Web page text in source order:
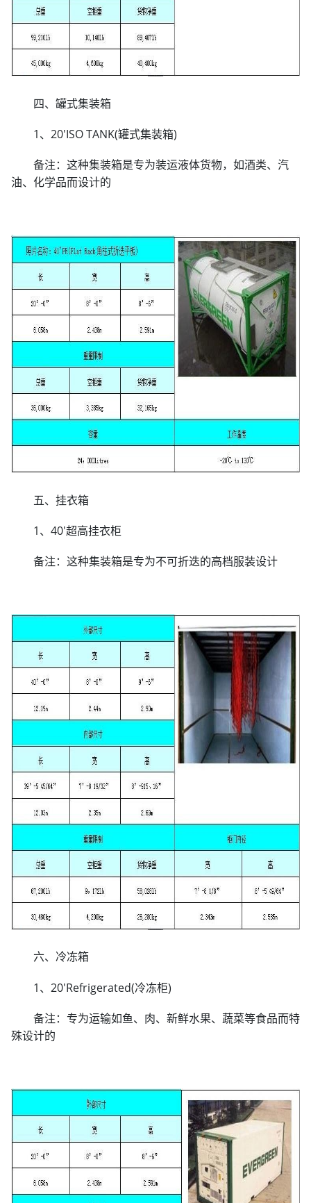
四、罐式集装箱
1、20'ISO TANK(罐式集装箱)
备注：这种集装箱是专为装运液体货物，如酒类、汽
油、化学品而设计的
五、挂衣箱
1、40'超高挂衣柜
备注：这种集装箱是专为不可折迭的高档服装设计
六、冷冻箱
1、20'Refrigerated(冷冻柜)
备注：专为运输如鱼、肉、新鲜水果、蔬菜等食品而特
殊设计的